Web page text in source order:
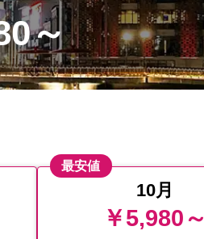
～
最安値
10月
￥5,980～